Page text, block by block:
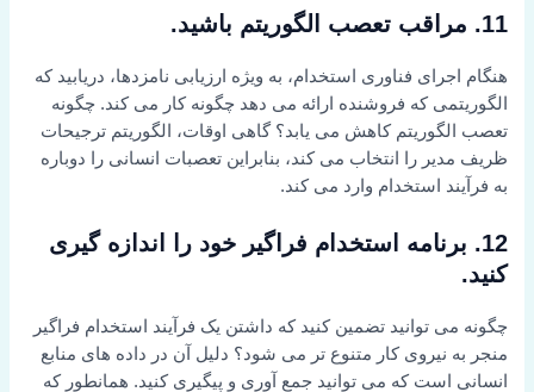
11. مراقب تعصب الگوریتم باشید.
هنگام اجرای فناوری استخدام، به ویژه ارزیابی نامزدها، دریابید که
الگوریتمی که فروشنده ارائه می دهد چگونه کار می کند. چگونه
تعصب الگوریتم کاهش می یابد؟ گاهی اوقات، الگوریتم ترجیحات
ظریف مدیر را انتخاب می کند، بنابراین تعصبات انسانی را دوباره
به فرآیند استخدام وارد می کند.
12. برنامه استخدام فراگیر خود را اندازه گیری
کنید.
چگونه می توانید تضمین کنید که داشتن یک فرآیند استخدام فراگیر
منجر به نیروی کار متنوع تر می شود؟ دلیل آن در داده های منابع
انسانی است که می توانید جمع آوری و پیگیری کنید. همانطور که